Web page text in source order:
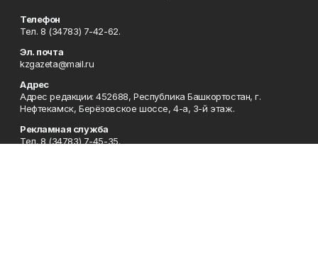
Телефон
Тел. 8 (34783) 7-42-62.
Эл. почта
kzgazeta@mail.ru
Адрес
Адрес редакции: 452688, Республика Башкортостан, г.
Нефтекамск, Берёзовское шоссе, 4-а, 3-й этаж.
Рекламная служба
Тел. 8 (34783) 7-45-35.